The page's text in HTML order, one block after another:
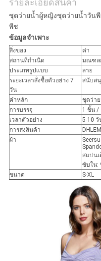
เว็บไซต์
PRIVACY
POLICY
รายละเอียดสินค้า
ชุดว่ายน้ำผู้หญิงชุดว่ายน้ำวัน
พีช
ข้อมูลจำเพาะ
สิ่งของ
ค่า
สถานที่กำเนิด
มณฑล
ประเภทรูปแบบ
ลาย
ระยะเวลาสั่งซื้อตัวอย่าง 7
วัน
สนับส
คำหลัก
ชุดว่า
การบรรจุ
1 ชิ้น /
เวลาตัวอย่าง
5-10
การส่งสินค้า
ผ้า
สแปนเ
ซับใน:
ขนาด
S-XL